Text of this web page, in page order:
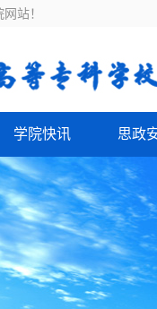
站！
学院快讯 思政